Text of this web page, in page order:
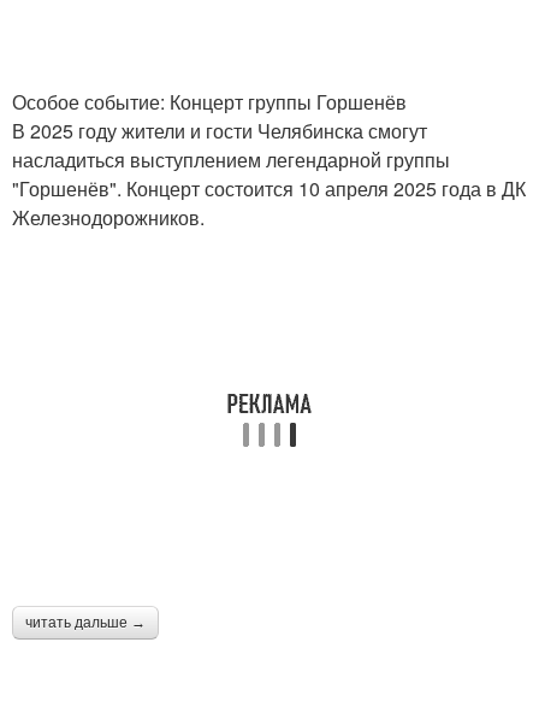
Особое событие: Концерт группы Горшенёв
В 2025 году жители и гости Челябинска смогут
насладиться выступлением легендарной группы
"Горшенёв". Концерт состоится 10 апреля 2025 года в ДК
Железнодорожников.
читать дальше →